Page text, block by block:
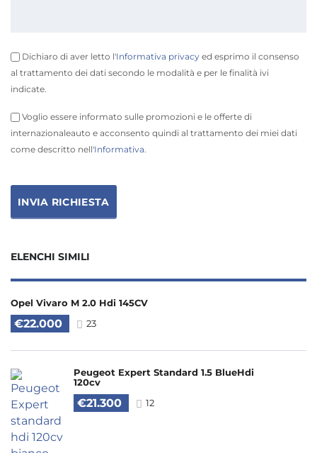
Dichiaro di aver letto l'Informativa privacy ed esprimo il consenso
al trattamento dei dati secondo le modalità e per le finalità ivi
indicate.
Voglio essere informato sulle promozioni e le offerte di
internazionaleauto e acconsento quindi al trattamento dei miei dati
come descritto nell'Informativa.
ELENCHI SIMILI
Opel Vivaro M 2.0 Hdi 145CV
€22.000 23
Peugeot Expert Standard 1.5 BlueHdi
120cv
€21.300 12